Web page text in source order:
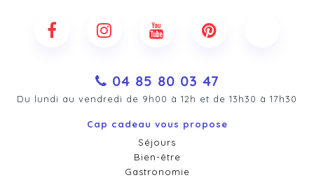
04 85 80 03 47
Du lundi au vendredi de 9h00 à 12h et de 13h30 à 17h30
Cap cadeau vous propose
Séjours
Bien-être
Gastronomie